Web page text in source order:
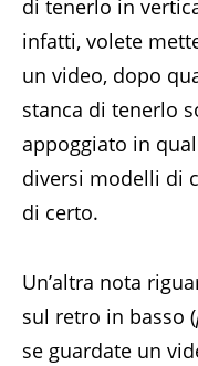
di tenerlo in
infatti, volete
un video, dopo
stanca di tenerlo
appoggiato in
diversi modelli di
di certo.
Un’altra nota
sul retro in basso (
se guardate un